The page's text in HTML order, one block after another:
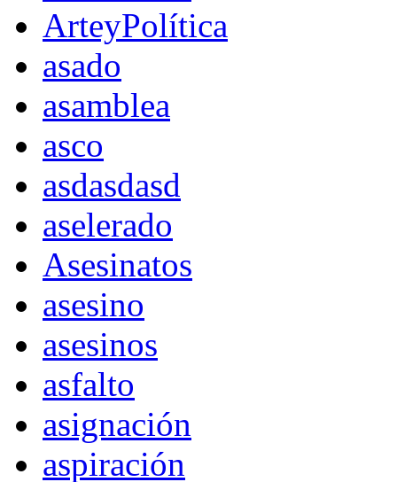
ArteyPolítica
asado
asamblea
asco
asdasdasd
aselerado
Asesinatos
asesino
asesinos
asfalto
asignación
aspiración